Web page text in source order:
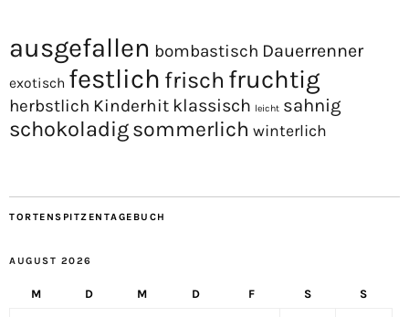
ausgefallen bombastisch Dauerrenner
exotisch festlich frisch fruchtig
herbstlich Kinderhit klassisch leicht sahnig
schokoladigsommerlich winterlich
TORTENSPITZENTAGEBUCH
AUGUST 2026
M D M D F S S